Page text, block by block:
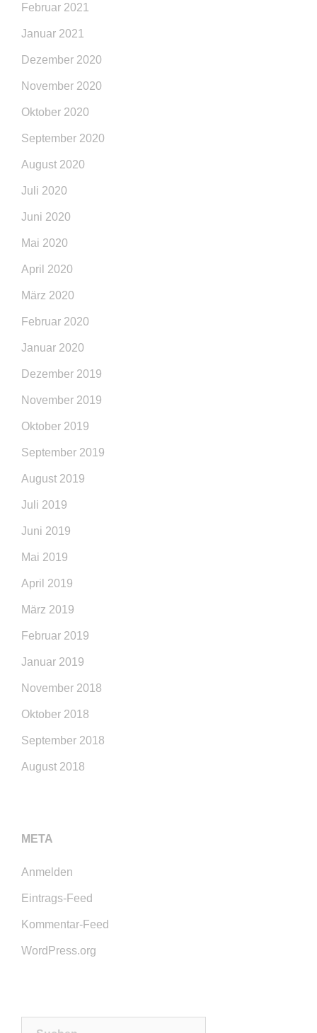
Februar 2021
Januar 2021
Dezember 2020
November 2020
Oktober 2020
September 2020
August 2020
Juli 2020
Juni 2020
Mai 2020
April 2020
März 2020
Februar 2020
Januar 2020
Dezember 2019
November 2019
Oktober 2019
September 2019
August 2019
Juli 2019
Juni 2019
Mai 2019
April 2019
März 2019
Februar 2019
Januar 2019
November 2018
Oktober 2018
September 2018
August 2018
META
Anmelden
Eintrags-Feed
Kommentar-Feed
WordPress.org